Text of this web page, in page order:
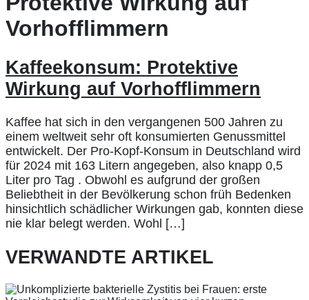
Vorhofflimmern
Kaffeekonsum: Protektive
Wirkung auf Vorhofflimmern
Kaffee hat sich in den vergangenen 500 Jahren zu
einem weltweit sehr oft konsumierten Genussmittel
entwickelt. Der Pro-Kopf-Konsum in Deutschland wird
für 2024 mit 163 Litern angegeben, also knapp 0,5
Liter pro Tag . Obwohl es aufgrund der großen
Beliebtheit in der Bevölkerung schon früh Bedenken
hinsichtlich schädlicher Wirkungen gab, konnten diese
nie klar belegt werden. Wohl […]
VERWANDTE ARTIKEL